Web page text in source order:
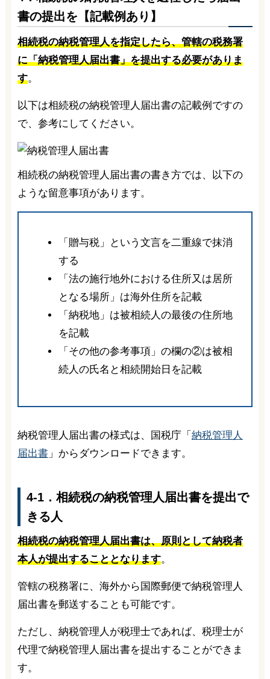
書の提出を【記載例あり】
相続税の納税管理人を指定したら、管轄の税務署
に「納税管理人届出書」を提出する必要がありま
す。
以下は相続税の納税管理人届出書の記載例ですの
で、参考にしてください。
相続税の納税管理人届出書の書き方では、以下の
ような留意事項があります。
「贈与税」という文言を二重線で抹消
する
「法の施行地外における住所又は居所
となる場所」は海外住所を記載
「納税地」は被相続人の最後の住所地
を記載
「その他の参考事項」の欄の②は被相
続人の氏名と相続開始日を記載
納税管理人届出書の様式は、国税庁「 納税管理人
届出書」からダウンロードできます。
4-1．相続税の納税管理人届出書を提出で
きる人
相続税の納税管理人届出書は、原則として納税者
本人が提出することとなります。
管轄の税務署に、海外から国際郵便で納税管理人
届出書を郵送することも可能です。
ただし、納税管理人が税理士であれば、税理士が
代理で納税管理人届出書を提出することができま
す。